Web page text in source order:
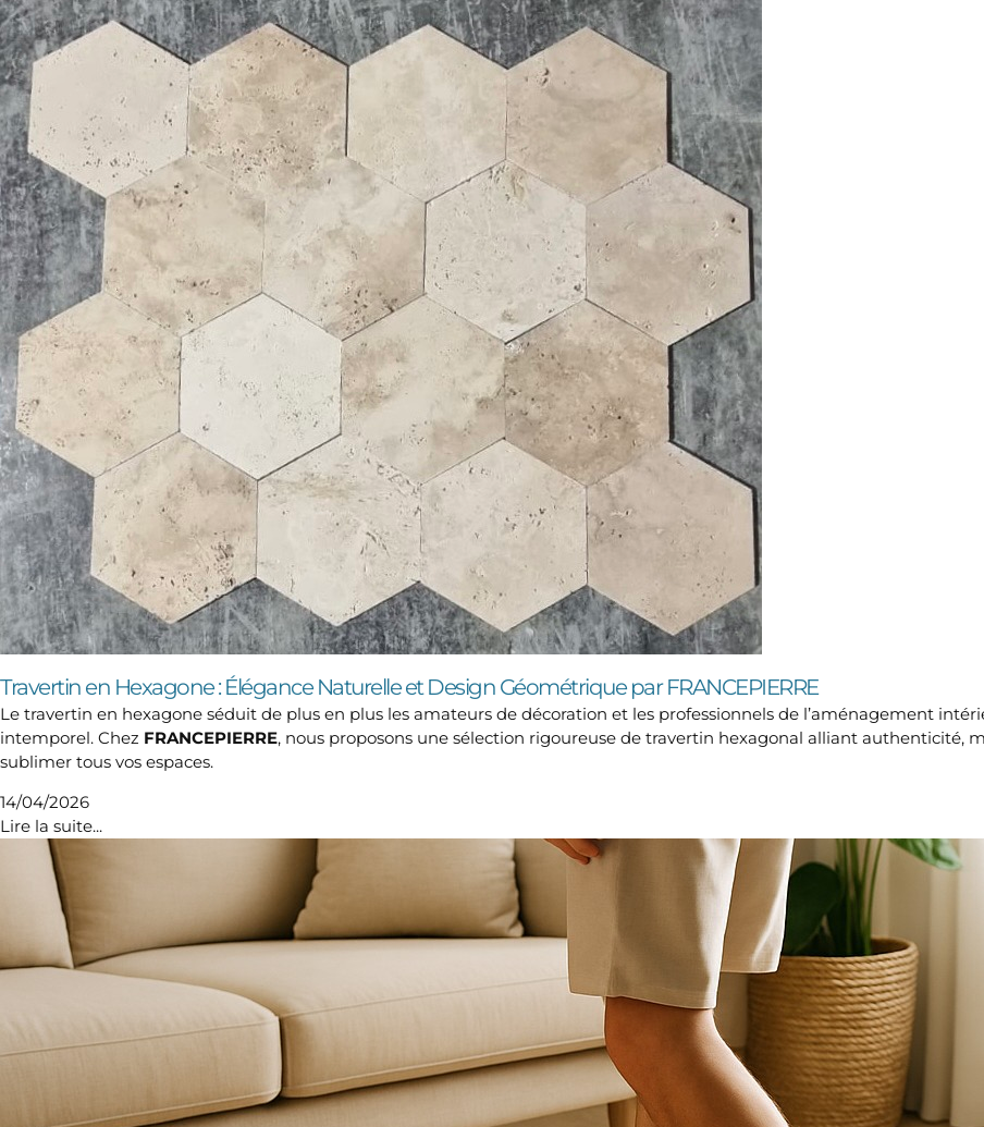
Travertin en Hexagone : Élégance Naturelle et Design Géométrique par FRANCEPIERRE
Le travertin en hexagone séduit de plus en plus les amateurs de décoration et les professionnels de l’aménagement
intemporel. Chez FRANCEPIERRE, nous proposons une sélection rigoureuse de travertin hexagonal alliant
sublimer tous vos espaces.
14/04/2026
Lire la suite...